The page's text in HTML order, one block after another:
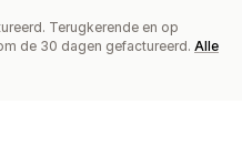
Terugkerende en op
de 30 dagen gefactureerd. Alle